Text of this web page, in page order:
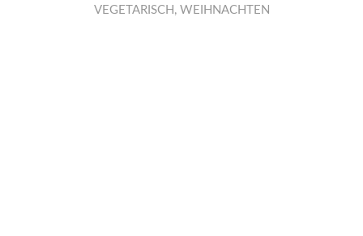
VEGETARISCH , WEIHNACHTEN